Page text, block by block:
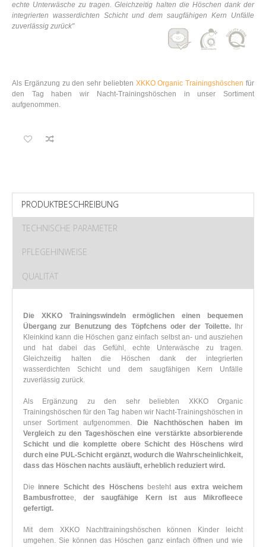
echte Unterwäsche zu tragen. Gleichzeitig halten die Höschen dank der
integrierten wasserdichten Schicht und dem saugfähigen Kern Unfälle
zuverlässig zurück"
Als Ergänzung zu den sehr beliebten XKKO Organic Trainingshöschen für
den Tag haben wir Nacht-Trainingshöschen in unser Sortiment
aufgenommen.
PRODUKTBESCHREIBUNG
TECHNISCHE PARAMETER
PFLEGEHINWEISE
QUALITÄT
Die XKKO Trainingswindeln ermöglichen einen bequemen
Übergang zur Benutzung des Töpfchens oder der Toilette.Ihr
Kleinkind kann die Höschen ganz einfach selbst an- und ausziehen
und hat dabei das Gefühl, echte Unterwäsche zu tragen.
Gleichzeitig halten die Höschen dank der integrierten
wasserdichten Schicht und dem saugfähigen Kern Unfälle
zuverlässig zurück.
Als Ergänzung zu den sehr beliebten XKKO Organic
Trainingshöschen für den Tag haben wir Nacht-Trainingshöschen in
unser Sortiment aufgenommen. Die Nachthöschen haben im
Vergleich zu den Tageshöschen eine verstärkte absorbierende
Schicht und die komplette obere Schicht des Höschens wird
durch eine PUL-Schicht ergänzt, wodurch die Wahrscheinlichkeit,
dass das Höschen nachts ausläuft, erheblich reduziert wird.
Die innere Schicht des Höschens bestehtaus extra weichem
Bambusfrottee, der saugfähige Kern ist aus Mikrofleece
gefertigt.
Mit dem XKKO Nachttrainingshöschen können Kinder leicht
umgehen. Sie können das Höschen ganz einfach öffnen und wie